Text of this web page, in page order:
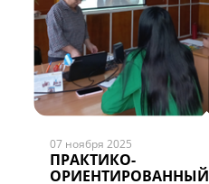
07 ноября 2025
ПРАКТИКО-
ОРИЕНТИРОВАННЫЙ